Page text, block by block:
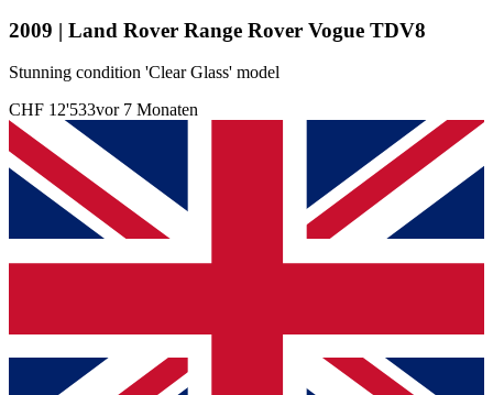
2009 | Land Rover Range Rover Vogue TDV8
Stunning condition 'Clear Glass' model
CHF 12'533vor 7 Monaten